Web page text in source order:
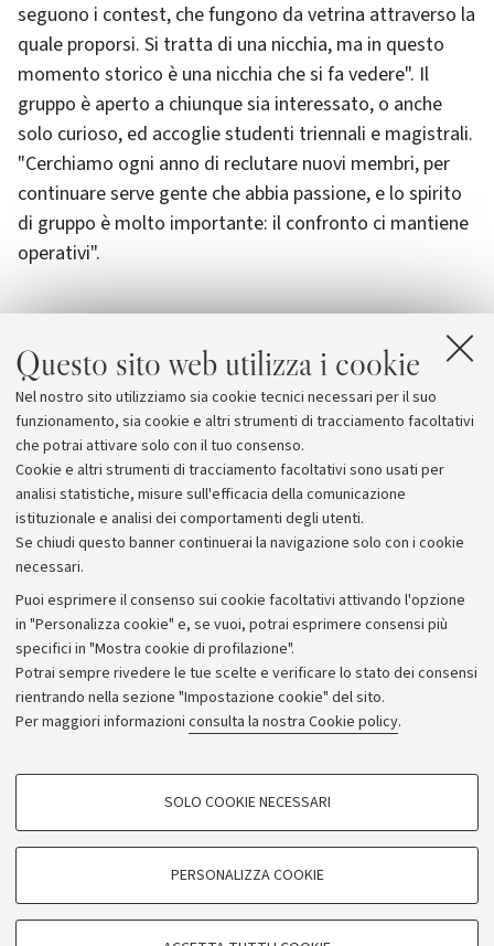
Questo sito web utilizza i cookie
Nel nostro sito utilizziamo sia cookie tecnici necessari per il suo
funzionamento, sia cookie e altri strumenti di tracciamento facoltativi
che potrai attivare solo con il tuo consenso.
Cookie e altri strumenti di tracciamento facoltativi sono usati per
analisi statistiche, misure sull'efficacia della comunicazione
istituzionale e analisi dei comportamenti degli utenti.
Se chiudi questo banner continuerai la navigazione solo con i cookie
necessari.
Puoi esprimere il consenso sui cookie facoltativi attivando l'opzione
in "Personalizza cookie" e, se vuoi, potrai esprimere consensi più
specifici in "Mostra cookie di profilazione".
Potrai sempre rivedere le tue scelte e verificare lo stato dei consensi
rientrando nella sezione "Impostazione cookie" del sito.
Per maggiori informazioni consulta la nostra Cookie policy.
COOKIE DI PROFILAZIONE - FACOLTATIVI
SOLO COOKIE NECESSARI
PERSONALIZZA COOKIE
seguono i contest, che fungono da vetrina attraverso la
quale proporsi. Si tratta di una nicchia, ma in questo
momento storico è una nicchia che si fa vedere". Il
gruppo è aperto a chiunque sia interessato, o anche
solo curioso, ed accoglie studenti triennali e magistrali.
"Cerchiamo ogni anno di reclutare nuovi membri, per
continuare serve gente che abbia passione, e lo spirito
di gruppo è molto importante: il confronto ci mantiene
operativi".
Allegati
Il sito del CeSeNA
Archivio
Comunicati stampa
Redazione
Rassegna stampa
© Copyright 2026 - ALMA MATER STUDIORUM - Università di
Bologna - Via Zamboni, 33 - 40126 Bologna - PI: 01131710376 -
CF: 80007010376